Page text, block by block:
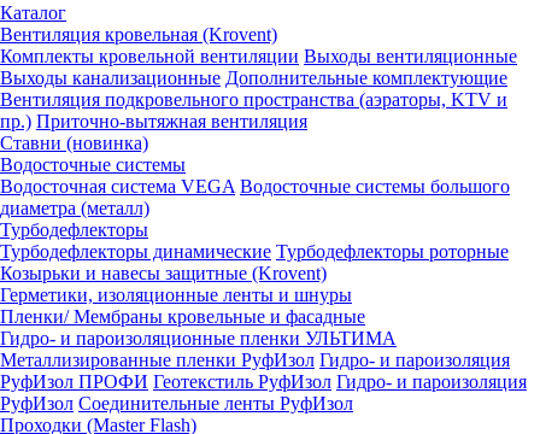
Каталог
Вентиляция кровельная (Krovent)
Комплекты кровельной вентиляции Выходы вентиляционные
Выходы канализационные Дополнительные комплектующие
Вентиляция подкровельного пространства (аэраторы, KTV и
пр.) Приточно-вытяжная вентиляция
Ставни (новинка)
Водосточные системы
Водосточная система VEGA Водосточные системы большого
диаметра (металл)
Турбодефлекторы
Турбодефлекторы динамические Турбодефлекторы роторные
Козырьки и навесы защитные (Krovent)
Герметики, изоляционные ленты и шнуры
Пленки/ Мембраны кровельные и фасадные
Гидро- и пароизоляционные пленки УЛЬТИМА
Металлизированные пленки РуфИзол Гидро- и пароизоляция
РуфИзол ПРОФИ Геотекстиль РуфИзол Гидро- и пароизоляция
РуфИзол Соединительные ленты РуфИзол
Проходки (Master Flash)